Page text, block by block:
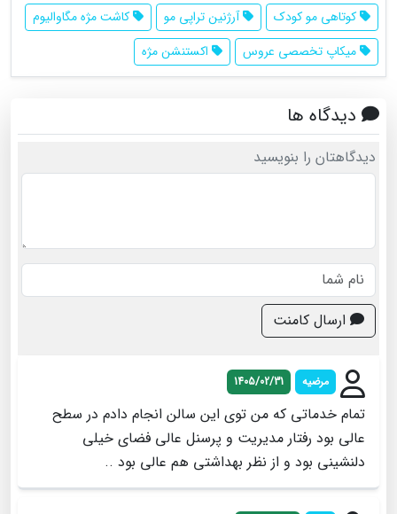
کوتاهی مو کودک
آرژنین تراپی مو
کاشت مژه مگاوالیوم
میکاپ تخصصی عروس
اکستنشن مژه
دیدگاه ها
دیدگاهتان را بنویسید
ارسال کامنت
مرضیه 1405/02/31
تمام خدماتی که من توی این سالن انجام دادم در سطح
عالی بود رفتار مدیریت و پرسنل عالی فضای خیلی
دلنشینی بود و از نظر بهداشتی هم عالی بود ..